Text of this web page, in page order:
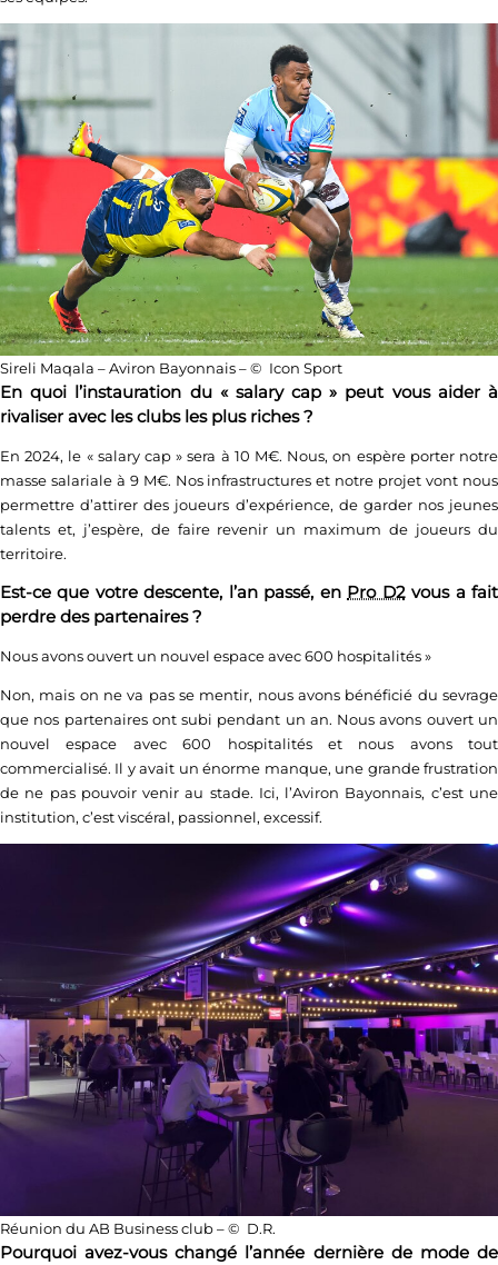
Sireli Maqala – Aviron Bayonnais – © Icon Sport
En quoi l’instauration du « salary cap » peut vous aider à
rivaliser avec les clubs les plus riches ?
En 2024, le « salary cap » sera à 10 M€. Nous, on espère porter notre
masse salariale à 9 M€. Nos infrastructures et notre projet vont nous
permettre d’attirer des joueurs d’expérience, de garder nos jeunes
talents et, j’espère, de faire revenir un maximum de joueurs du
territoire.
Est-ce que votre descente, l’an passé, en Pro D2vous a fait
perdre des partenaires ?
Nous avons ouvert un nouvel espace avec 600 hospitalités»
Non, mais on ne va pas se mentir, nous avons bénéficié du sevrage
que nos partenaires ont subi pendant un an. Nous avons ouvert un
nouvel espace avec 600 hospitalités et nous avons tout
commercialisé. Il y avait un énorme manque, une grande frustration
de ne pas pouvoir venir au stade. Ici, l’Aviron Bayonnais, c’est une
institution, c’est viscéral, passionnel, excessif.
Réunion du AB Business club – © D.R.
Pourquoi avez-vous changé l’année dernière de mode de